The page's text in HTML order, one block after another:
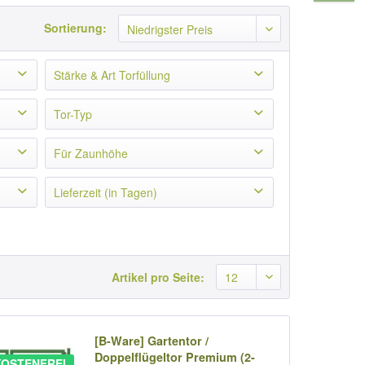
Sortierung:
Stärke & Art Torfüllung
Ohne
Tor-Typ
Holzfüllung
Für Zaunhöhe
103 cm (133)
123 cm(132)
163 cm(132)
183 cm(133)
203 cm(132)
Lieferzeit (in Tagen)
Artikel pro Seite:
[B-Ware] Gartentor /
Doppelflügeltor Premium (2-